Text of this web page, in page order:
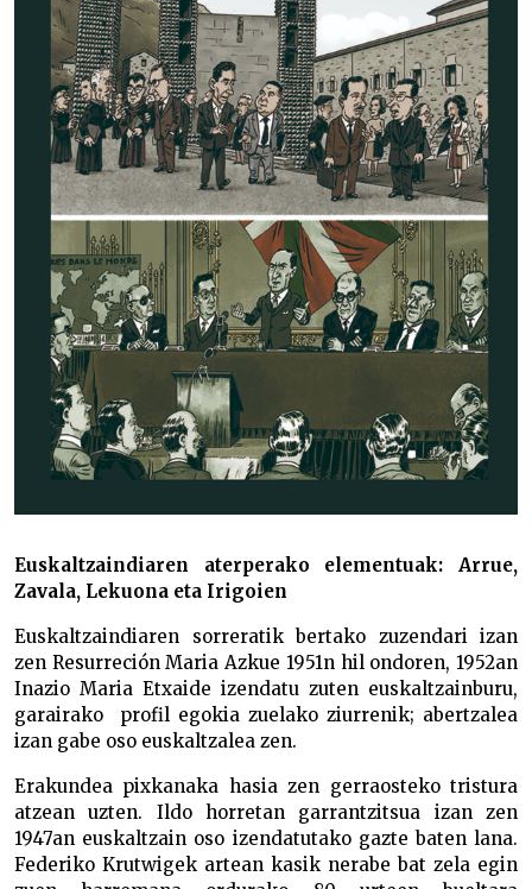
Euskaltzaindiaren aterperako elementuak: Arrue,
Zavala, Lekuona eta Irigoien
Euskaltzaindiaren sorreratik bertako zuzendari izan
zen Resurreción Maria Azkue 1951n hil ondoren, 1952an
Inazio Maria Etxaide izendatu zuten euskaltzainburu,
garairako profil egokia zuelako ziurrenik; abertzalea
izan gabe oso euskaltzalea zen.
Erakundea pixkanaka hasia zen gerraosteko tristura
atzean uzten. Ildo horretan garrantzitsua izan zen
1947an euskaltzain oso izendatutako gazte baten lana.
Federiko Krutwigek artean kasik nerabe bat zela egin